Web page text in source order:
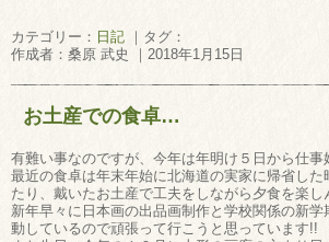
カテゴリー： 日記 ｜タグ：
作成者：桑原 武史 ｜2018年1月15日
お土産での食卓…
有難い事なのですが、今年は年明け５日から仕事
最近の食卓は年末年始に北海道の実家に帰省した
たり、戴いたお土産で工夫をしながら夕食を楽
新年早々に日本画の出品画制作と学校関係の新
動しているので頑張って行こうと思っています!!